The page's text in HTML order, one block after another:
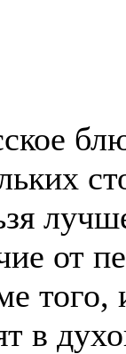
от
того,
в